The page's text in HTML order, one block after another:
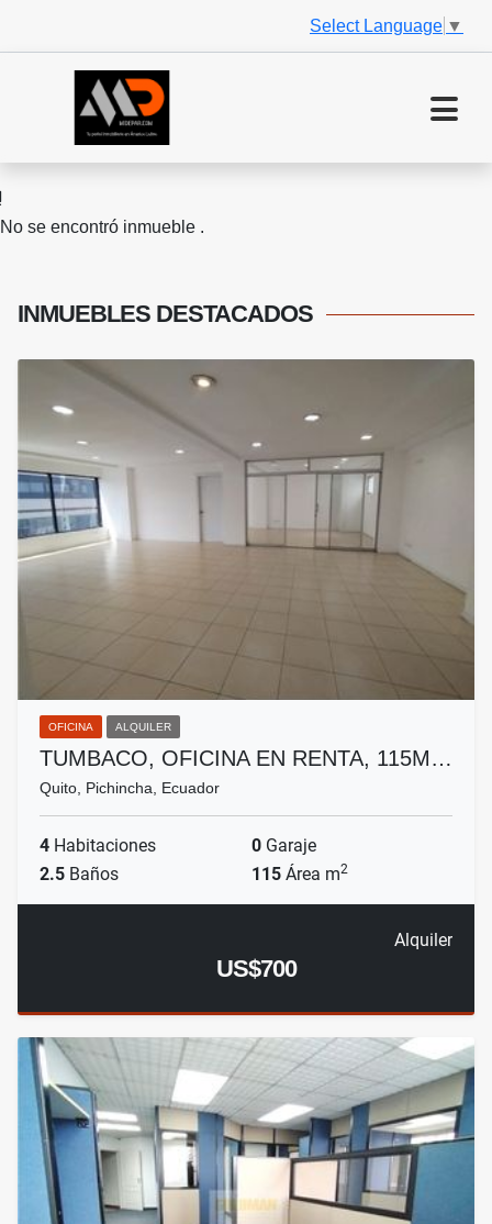
Select Language ▼
No se encontró inmueble .
INMUEBLES DESTACADOS
OFICINA ALQUILER
TUMBACO, OFICINA EN RENTA, 115M…
Quito, Pichincha, Ecuador
4 Habitaciones 0 Garaje
2.5 Baños 115 Área m2
Alquiler
US$700